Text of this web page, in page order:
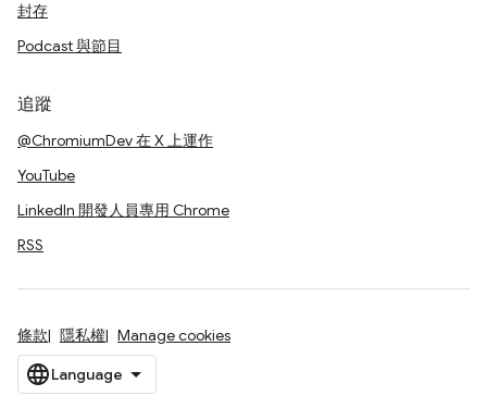
封存
Podcast 與節目
追蹤
@ChromiumDev 在 X 上運作
YouTube
LinkedIn 開發人員專用 Chrome
RSS
條款 隱私權 Manage cookies